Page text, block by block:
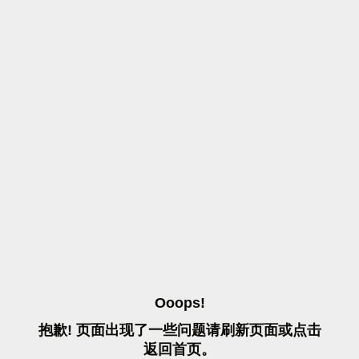
OOOPS!
抱歉! 页面出现了一些问题请刷 新页面或点击
返 回首页。